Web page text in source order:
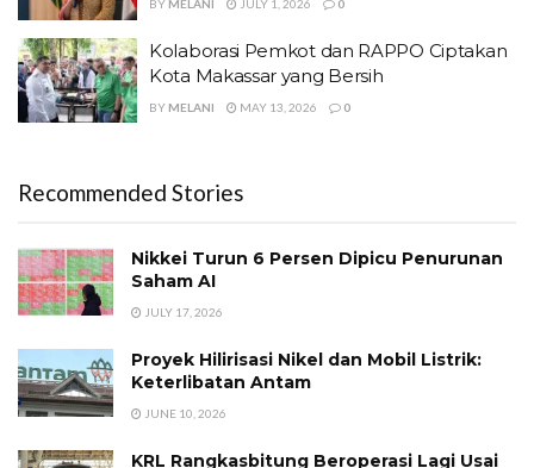
BY MELANI JULY 1, 2026 0
Kolaborasi Pemkot dan RAPPO Ciptakan
Kota Makassar yang Bersih
BY MELANI MAY 13, 2026 0
Recommended Stories
Nikkei Turun 6 Persen Dipicu Penurunan
Saham AI
JULY 17, 2026
Proyek Hilirisasi Nikel dan Mobil Listrik:
Keterlibatan Antam
JUNE 10, 2026
KRL Rangkasbitung Beroperasi Lagi Usai